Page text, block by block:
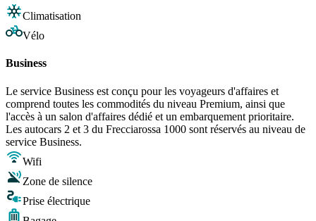
Climatisation
Vélo
Business
Le service Business est conçu pour les voyageurs d'affaires et
comprend toutes les commodités du niveau Premium, ainsi que
l'accès à un salon d'affaires dédié et un embarquement prioritaire.
Les autocars 2 et 3 du Frecciarossa 1000 sont réservés au niveau de
service Business.
Wifi
Zone de silence
Prise électrique